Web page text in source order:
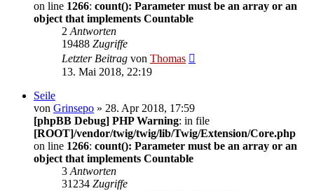
on line 1266: count(): Parameter must be an array or an
object that implements Countable
2 Antworten
19488 Zugriffe
Letzter Beitrag von Thomas
13. Mai 2018, 22:19
Seile
von Grinsepo » 28. Apr 2018, 17:59
[phpBB Debug] PHP Warning: in file
[ROOT]/vendor/twig/twig/lib/Twig/Extension/Core.php
on line 1266: count(): Parameter must be an array or an
object that implements Countable
3 Antworten
31234 Zugriffe